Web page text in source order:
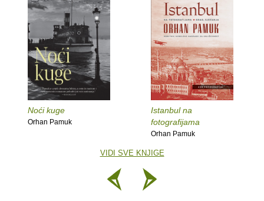
Noći kuge
Orhan Pamuk
Istanbul na
fotografijama
Orhan Pamuk
VIDI SVE KNJIGE